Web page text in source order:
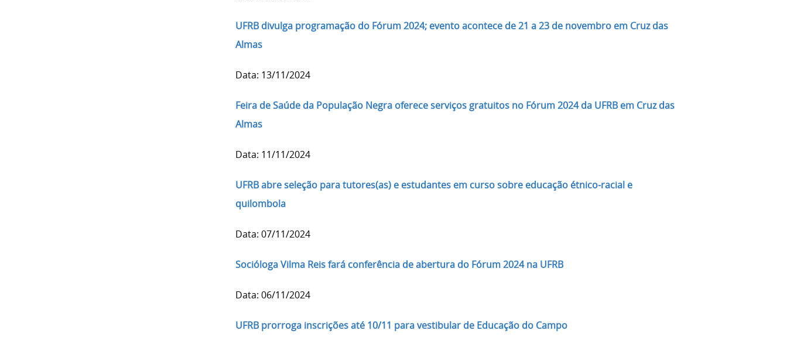
UFRB divulga programação do Fórum 2024; evento acontece de 21 a 23 de novembro em Cruz das
Almas
Data: 13/11/2024
Feira de Saúde da População Negra oferece serviços gratuitos no Fórum 2024 da UFRB em Cruz das
Almas
Data: 11/11/2024
UFRB abre seleção para tutores(as) e estudantes em curso sobre educação étnico-racial e
quilombola
Data: 07/11/2024
Socióloga Vilma Reis fará conferência de abertura do Fórum 2024 na UFRB
Data: 06/11/2024
UFRB prorroga inscrições até 10/11 para vestibular de Educação do Campo